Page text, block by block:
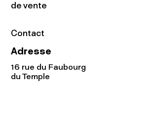
de vente
Contact
Adresse
16 rue du Faubourg
du Temple